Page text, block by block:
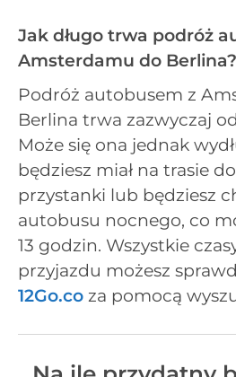
Jak długo trwa podróż
Amsterdamu do Berlina?
Podróż autobusem z
Berlina trwa zazwyczaj
Może się ona jednak
będziesz miał na trasie
przystanki lub będziesz
autobusu nocnego, co
13 godzin. Wszystkie
przyjazdu możesz
12Go.co za pomocą